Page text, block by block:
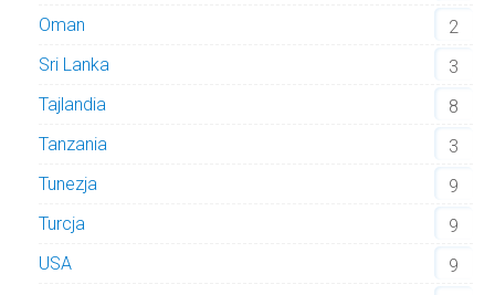
Oman
2
Sri Lanka
3
Tajlandia
8
Tanzania
3
Tunezja
9
Turcja
9
USA
9